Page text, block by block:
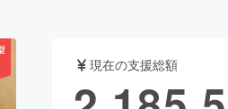
・パフォーマンス
現在の支援総額